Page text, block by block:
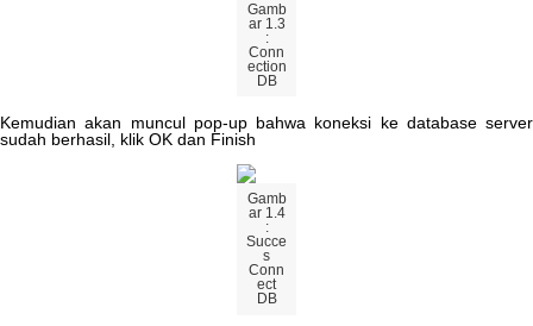
Gamb
ar 1.3
:
Conn
ection
DB
Kemudian akan muncul pop-up bahwa koneksi ke database server
sudah berhasil klik OK dan Finish
Gamb
ar 1.4
:
Succe
s
Conn
ect
DB